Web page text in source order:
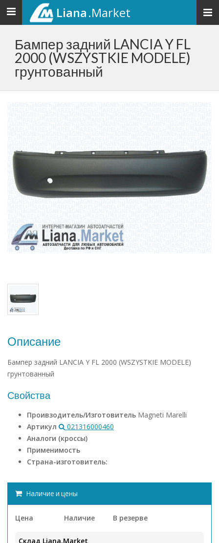
Toggle
navigation
Liana.Market
Бампер задний LANCIA Y FL
2000 (WSZYSTKIE MODELE)
грунтованный
Описание
Бампер задний LANCIA Y FL 2000 (WSZYSTKIE MODELE)
грунтованный
Свойства
Проивзодитель/Изготовитель Magneti Marelli
Артикул
021316000460
Аналоги (кроссы)
Применимость
Страна-изготовитель:
Наличие и цены
Цена Наличие В резерве
Склад Liana.Market